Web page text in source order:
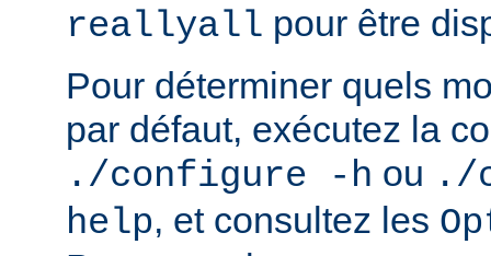
reallyall pour être
Pour déterminer quels
par défaut, exécutez la
./configure -h ou ./
help, et consultez les